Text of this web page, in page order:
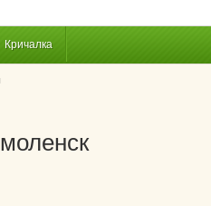
Кричалка